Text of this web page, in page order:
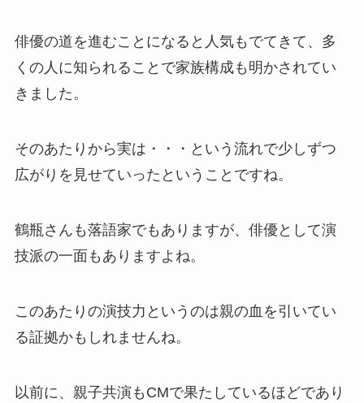
俳優の道を進むことになると人気もでてきて、多
くの人に知られることで家族構成も明かされてい
きました。
そのあたりから実は・・・という流れで少しずつ
広がりを見せていったということですね。
鶴瓶さんも落語家でもありますが、俳優として演
技派の一面もありますよね。
このあたりの演技力というのは親の血を引いてい
る証拠かもしれませんね。
以前に、親子共演もCMで果たしているほどであり